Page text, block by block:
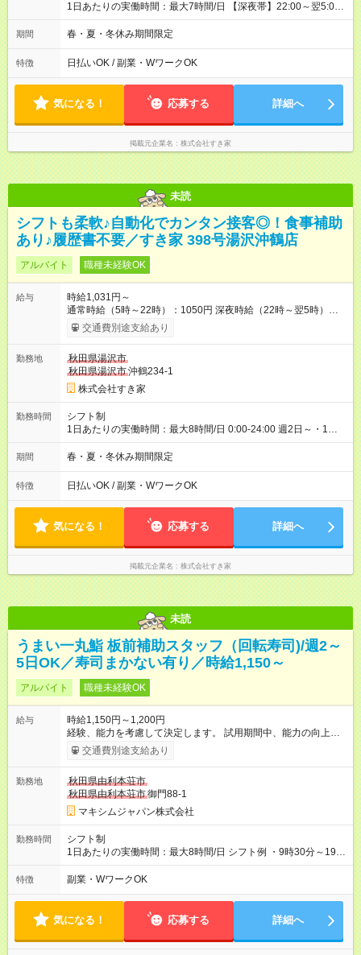
1日あたりの実働時間：最大7時間/日 【深夜帯】22:00～翌5:00
週2日～・1日2h～OK◎ ※22:00から翌5:00までは18歳以上の方
のみ勤務可能です（18歳未満の深夜業務禁止のため） ★深夜で
す。 必ず、2名以上での勤務を行いますので、安心して働けま
す。
期間 春・夏・冬休み期間限定
特徴 日払いOK / 副業・WワークOK
気になる！ 応募する 詳細へ
掲載元企業名 株式会社すき家
未読
シフトも柔軟♪自動化でカンタン接客◎！食事補助
あり♪履歴書不要／すき家 398号湯沢沖鶴店
アルバイト 職種未経験OK
給与
時給1,031円～
通常時給（5時～22時）：1050円 深夜時給（22時～翌5時）：
1313円 高校生時給：1031円 【特別手当】早朝手当（5：00-9：
00）時給+150円 【試用期間】試用期間あり 試用期間の長さ：1
30日（※条件変更なし）ですが、切り上げで一ヶ月とさせてい
ただきます。 研修制度あり：15時間(研修中も同時給）
交通費別途支給あり
勤務地
秋田県湯沢市
秋田県湯沢市沖鶴234-1
株式会社すき家
勤務時間
シフト制
1日あたりの実働時間：最大8時間/日 0:00-24:00 週2日～・1日
2h～OK ＜シフト例＞ 〇朝帯 5:00-9:00 〇昼帯 9:00-14:00 〇午
後帯 14:00-18:00 〇夜帯 18:00-22:00 〇深夜帯 22:00-翌5:00 基
ます♪
期間 春・夏・冬休み期間限定
特徴 日払いOK / 副業・WワークOK
気になる！ 応募する 詳細へ
掲載元企業名 株式会社すき家
未読
うまい一丸鮨 板前補助スタッフ（回転寿司)/週2～
5日OK／寿司まかない有り／時給1,150～
アルバイト 職種未経験OK
給与
時給1,150円～1,200円
経験、能力を考慮して決定します。 試用期間中、能力の向上が
見られた場合、時給をアップいたします。 【試用期間】試用期
間あり 試用期間の長さ：2ヶ月 雇用形態、給与は本採用時と同
交通費別途支給あり
勤務地
秋田県由利本荘市
秋田県由利本荘市御門88-1
マキシムジャパン株式会社
勤務時間
シフト制
1日あたりの実働時間：最大8時間/日 シフト例 ・9時30分～19時
30分(内、休憩2時間) ・10時30分～20時30分(内、休憩2時間) ※
残業の可否、ご相談下さい。可能な方には、人手不足や繁忙期
数・時間、ご相談下さい！ ☆週2～5日からOK！ ※他の勤務時間
で募集もしております。
特徴 副業・WワークOK
気になる！ 応募する 詳細へ